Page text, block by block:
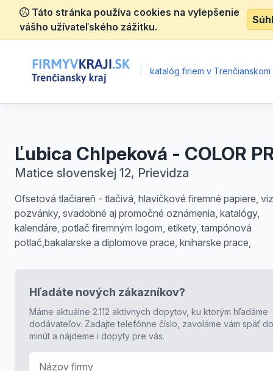
Táto stránka používa cookies na vylepšenie
vášho užívateľského zážitku.
katalóg firiem v Trenčianskom
Ľubica Chlpeková - COLOR
Matice slovenskej 12, Prievidza
Ofsetová tlačiareň - tlačivá, hlavičkové firemné papiere,
pozvánky, svadobné aj promočné oznámenia, katalógy,
kalendáre, potlač firemným logom, etikety, tampónová
potlač,bakalarske a diplomove prace, kniharske prace,
Hľadáte nových zákazníkov?
Máme aktuálne 2.112 aktívnych dopytov, ku ktorým hľadáme
dodávateľov. Zadajte telefónne číslo, zavoláme vám späť
minút a nájdeme i dopyty pre vás.